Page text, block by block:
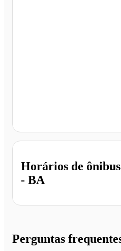
Horários de
- BA
Perguntas